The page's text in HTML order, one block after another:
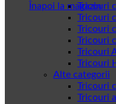
Înapoi la magazin
Tricouri
Tricouri
Tricouri
Tricouri
Tricouri
Tricouri
Alte categorii
Tricouri
Tricouri